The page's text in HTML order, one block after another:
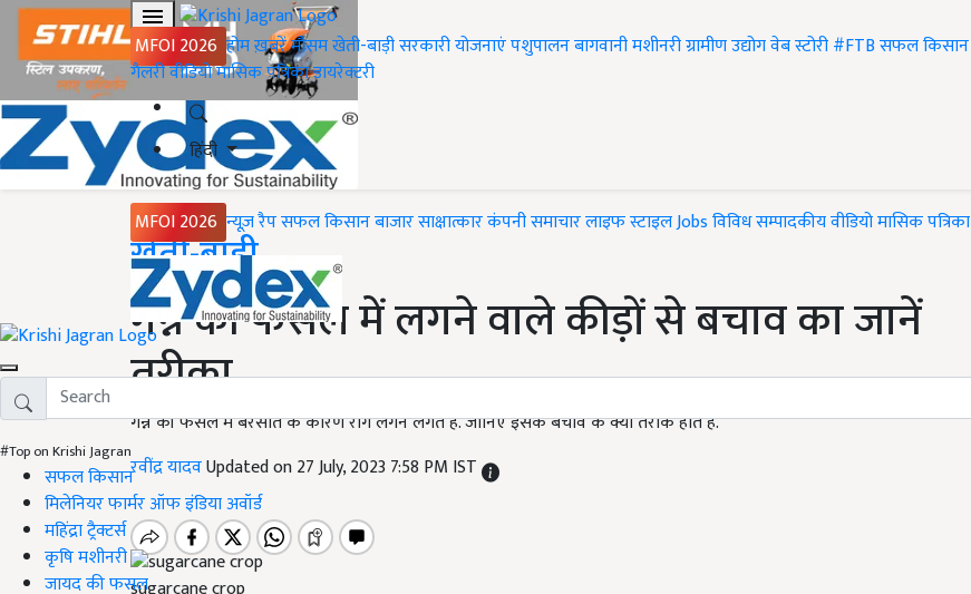
MFOI 2026 होमख़बरेंमौसमखेती-बाड़ीसरकारी योजनाएंपशुपालनबागवानीमशीनरीग्रामीण उद्योगवेब स्टोरी#FTBसफल किसान
गैलरीवीडियोमासिक पत्रिकाडायरेक्टरी
हिंदी
MFOI 2026 न्यूज़ रैपसफल किसानबाजारसाक्षात्कारकंपनी समाचारलाइफ स्टाइलJobsविविधसम्पादकीयवीडियोमासिक पत्रिका
#Top on Krishi Jagran
सफल किसान
मिलेनियर फार्मर ऑफ इंडिया अवॉर्ड
महिंद्रा ट्रैक्टर्स
कृषि मशीनरी
जायद की फसल
Home
खेती-बाड़ी
गन्ने की फसल में लगने वाले कीड़ों से बचाव का जानें
तरीका
गन्ने की फसल में बरसात के कारण रोग लगने लगते हैं. जानिए इसके बचाव के क्या तरीके होते हैं.
रवींद्र यादवUpdated on 27 July, 2023 7:58 PM IST